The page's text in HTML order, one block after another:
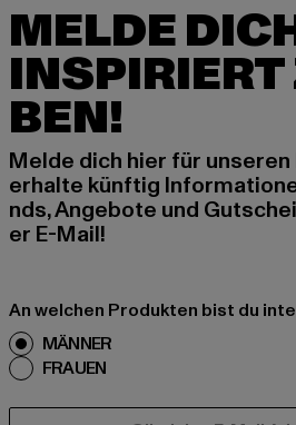
MELDE
INSPIRIERT
BEN!
Melde dich hier für
erhalte künftig
nds, Angebote und
er E-Mail!
An welchen Produkten bist du
MÄNNER
FRAUEN